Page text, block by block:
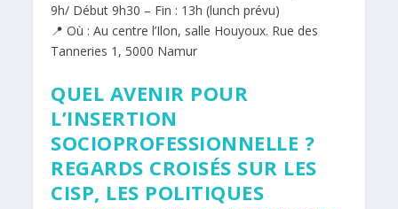
9h/ Début 9h30 – Fin : 13h (lunch prévu)
📍 Où : Au centre l’Ilon, salle Houyoux. Rue des
Tanneries 1, 5000 Namur
QUEL AVENIR POUR
L’INSERTION
SOCIOPROFESSIONNELLE ?
REGARDS CROISÉS SUR LES
CISP, LES POLITIQUES